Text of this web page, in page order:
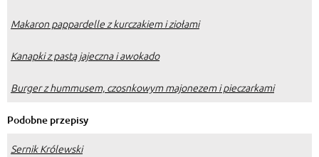
Makaron pappardelle z kurczakiem i ziołami
Kanapki z pastą jajeczna i awokado
Burger z hummusem, czosnkowym majonezem i pieczarkami
Podobne przepisy
Sernik Królewski